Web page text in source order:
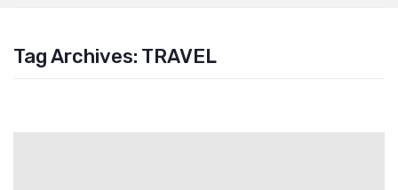
Tag Archives: TRAVEL